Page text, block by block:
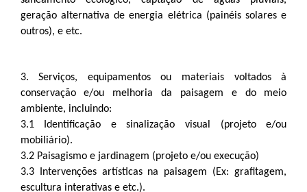
geração alternativa de energia elétrica (painéis solares e
outros), e etc.
3. Serviços, equipamentos ou materiais voltados à
conservação e/ou melhoria da paisagem e do meio
ambiente, incluindo:
3.1 Identificação e sinalização visual (projeto e/ou
mobiliário).
3.2 Paisagismo e jardinagem (projeto e/ou execução)
3.3 Intervenções artísticas na paisagem (Ex: grafitagem,
escultura interativas e etc.).